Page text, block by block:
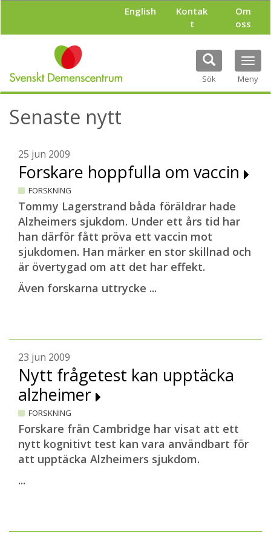
l
English
Kontak
t
Om
oss
Sök Meny
Senaste nytt
25 jun 2009
Forskare hoppfulla om vaccin
FORSKNING
Tommy Lagerstrand båda föräldrar hade
Alzheimers sjukdom. Under ett års tid har
han därför fått pröva ett vaccin mot
sjukdomen. Han märker en stor skillnad och
är övertygad om att det har effekt.
Även forskarna uttrycke ...
23 jun 2009
Nytt frågetest kan upptäcka
alzheimer
FORSKNING
Forskare från Cambridge har visat att ett
nytt kognitivt test kan vara användbart för
att upptäcka Alzheimers sjukdom.
...